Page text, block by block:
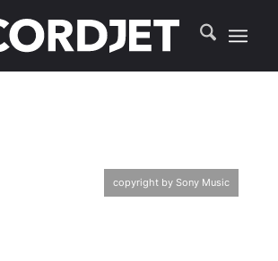
copyright by Sony Music